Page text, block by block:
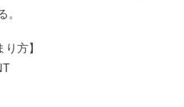
。
方】